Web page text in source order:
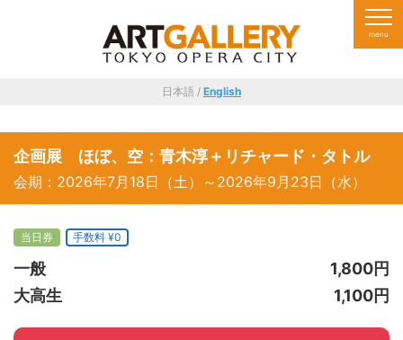
日本語 / English
企画展 ほぼ、空：青木淳＋リチャード・タトル
会期：2026年7月18日（土）～2026年9月23日（水）
当日券 手数料 ¥0
一般
1,800円
大高生
1,100円